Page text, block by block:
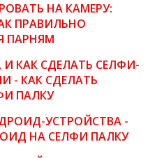
НА КАМЕРУ:
ПРАВИЛЬНО
ПАРНЯМ
КАК СДЕЛАТЬ СЕЛФИ-
- КАК СДЕЛАТЬ
ПАЛКУ
УСТРОЙСТВА -
НА СЕЛФИ ПАЛКУ